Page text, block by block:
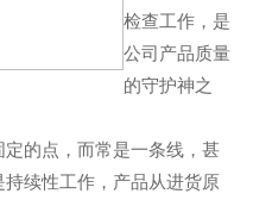
检查工作，是
公司产品质量
的守护神之
的点，而常是一条线，甚
续性工作，产品从进货原